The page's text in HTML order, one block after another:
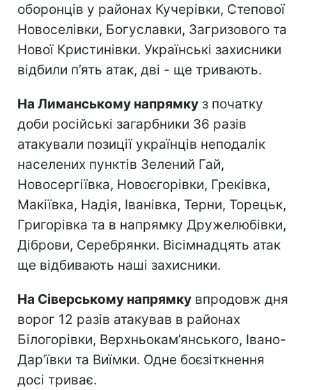
оборонців у районах Кучерівки, Степової
Новоселівки, Богуславки, Загризового та
Нової Кристинівки. Українські захисники
відбили п’ять атак, дві - ще тривають.
На Лиманському напрямку з початку
доби російські загарбники 36 разів
атакували позиції українців неподалік
населених пунктів Зелений Гай,
Новосергіївка, Новоєгорівки, Греківка,
Макіївка, Надія, Іванівка, Терни, Торецьк,
Григорівка та в напрямку Дружелюбівки,
Діброви, Серебрянки. Вісімнадцять атак
ще відбивають наші захисники.
На Сіверському напрямку впродовж дня
ворог 12 разів атакував в районах
Білогорівки, Верхньокам’янського, Івано-
Дар’ївки та Виїмки. Одне боєзіткнення
досі триває.